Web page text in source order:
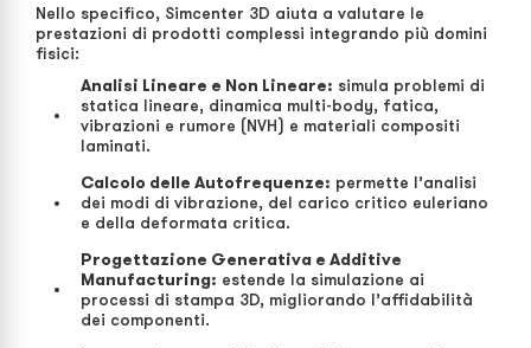
Nello specifico, Simcenter 3D aiuta a valutare le
prestazioni di prodotti complessi integrando più domini
fisici:
Analisi Lineare e Non Lineare: simula problemi di
statica lineare, dinamica multi-body, fatica,
vibrazioni e rumore (NVH) e materiali compositi
laminati.
Calcolo delle Autofrequenze: permette l’analisi
dei modi di vibrazione, del carico critico euleriano
e della deformata critica.
Progettazione Generativa e Additive
Manufacturing: estende la simulazione ai
processi di stampa 3D, migliorando l’affidabilità
dei componenti.